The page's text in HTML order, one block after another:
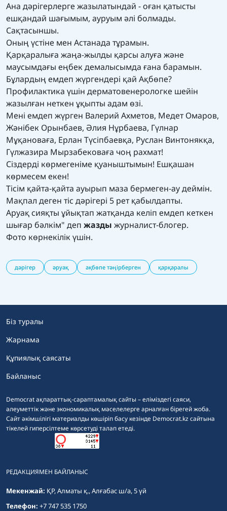
Ана дәрігерлерге жазылатындай - оған қатысты
ешқандай шағымым, ауруым әлі болмады.
Сақтасыншы.
Оның үстіне мен Астанада тұрамын.
Қарқаралыға жаңа-жылды қарсы алуға және
маусымдағы еңбек демалысымда ғана барамын.
Бұлардың емдеп жүргендері қай Ақбөпе?
Профилактика үшін дерматовенерологке шейін
жазылған неткен ұқыпты адам өзі.
Мені емдеп жүрген Валерий Ахметов, Медет Омаров,
Жәнібек Орынбаев, Әлия Нұрбаева, Гүлнар
Мұқановаға, Ерлан Түсіпбаевқа, Руслан Винтонякқа,
Гүлжазира Мырзабековаға чоң рахмат!
Сіздерді көрмегеніме қуаныштымын! Ешқашан
көрмесем екен!
Тісім қайта-қайта ауырып маза бермеген-ау деймін.
Мақпал деген тіс дәрігері 5 рет қабылдапты.
Аруақ сияқты ұйықтап жатқанда келіп емдеп кеткен
шығар бәлкім" деп жазды журналист-блогер.
Фото көрнекілік үшін.
дәрігер әруақ ақбөпе тәңірберген қарқаралы
Democrat ақпараттық-сараптамалық сайты – еліміздегі саяси,
әлеуметтік және экономикалық мәселелерге арналған бірегей жоба.
Сайт әкімшілігі материалды көшіріп басу кезінде Democrat.kz сайтына
тікелей гиперсілтеме көрсетуді талап етеді.
Біз туралы
Жарнама
Құпиялық саясаты
Байланыс
РЕДАКЦИЯМЕН БАЙЛАНЫС
Мекенжай: ҚР, Алматы қ., Алғабас ш/а, 5 үй
Телефон: +7 747 535 1750